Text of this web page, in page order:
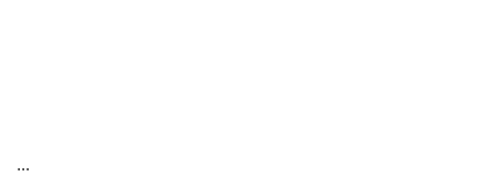
...